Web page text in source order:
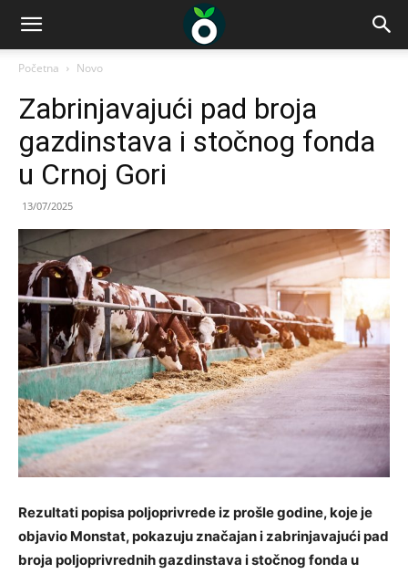
Početna Novo
Zabrinjavajući pad broja
gazdinstava i stočnog fonda
u Crnoj Gori
13/07/2025
Rezultati popisa poljoprivrede iz prošle godine, koje je
objavio Monstat, pokazuju značajan i zabrinjavajući pad
broja poljoprivrednih gazdinstava i stočnog fonda u